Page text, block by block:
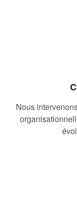
Nous